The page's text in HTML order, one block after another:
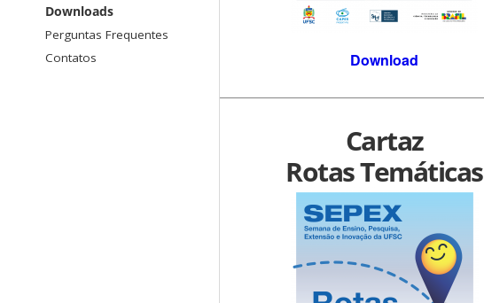
Downloads
Perguntas Frequentes
Contatos
Download
Cartaz
Rotas Temáticas